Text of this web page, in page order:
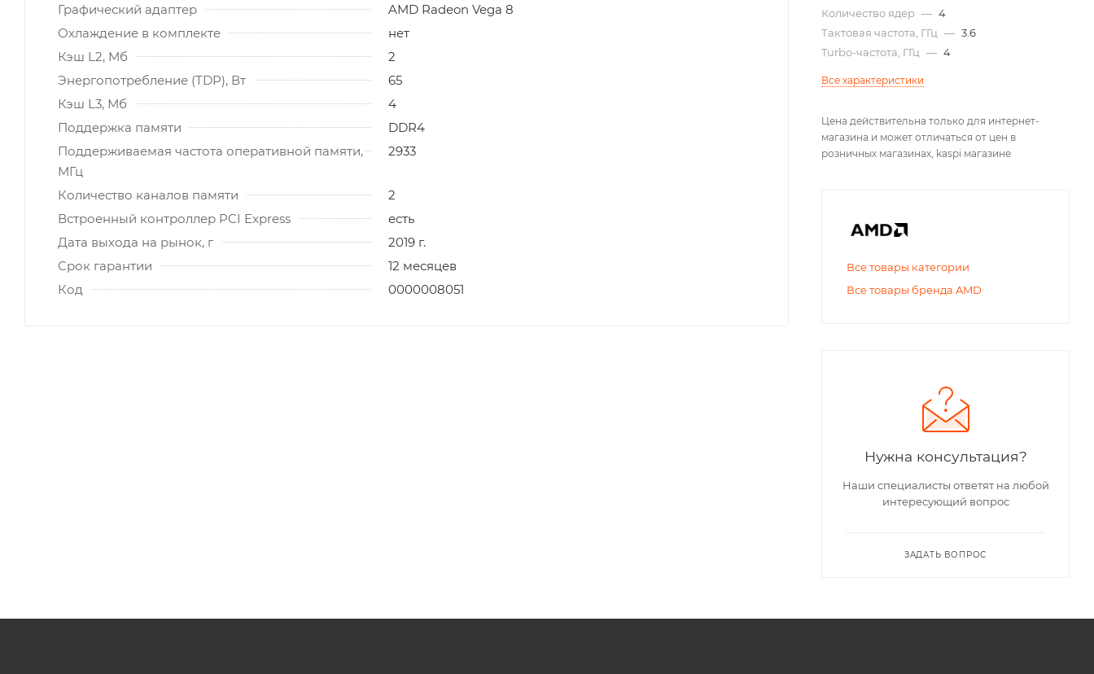
Графический адаптер
AMD Radeon Vega 8
Охлаждение в комплекте
нет
Кэш L2, Мб
2
Энергопотребление (TDP), Вт
65
Кэш L3, Мб
4
Поддержка памяти
DDR4
Поддерживаемая частота оперативной памяти,
МГц
2933
Количество каналов памяти
2
Встроенный контроллер PCI Express
есть
Дата выхода на рынок, г
2019 г.
Срок гарантии
12 месяцев
Код
0000008051
Количество ядер — 4
Тактовая частота, ГГц — 3.6
Turbo-частота, ГГц — 4
Все характеристики
Цена действительна только для интернет-
магазина и может отличаться от цен в
розничных магазинах, kaspi магазине
Все товары категории
Все товары бренда AMD
Нужна консультация?
Наши специалисты ответят на любой
интересующий вопрос
ЗАДАТЬ ВОПРОС